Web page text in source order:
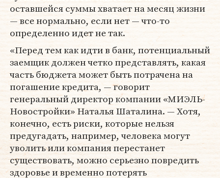
оставшейся суммы хватает на месяц жизни
— все нормально, если нет — что-то
определенно идет не так.
«Перед тем как идти в банк, потенциальный
заемщик должен четко представлять, какая
часть бюджета может быть потрачена на
погашение кредита, — говорит
генеральный директор компании «МИЭЛЬ-
Новостройки» Наталья Шаталина. — Хотя,
конечно, есть риски, которые нельзя
предугадать, например, человека могут
уволить или компания перестанет
существовать, можно серьезно повредить
здоровье и временно потерять